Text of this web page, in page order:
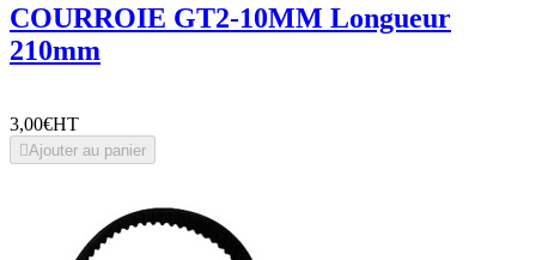
COURROIE GT2-10MM Longueur
210mm
3,00€HT
Ajouter au panier